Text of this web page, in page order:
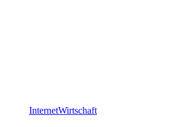
InternetWirtschaft